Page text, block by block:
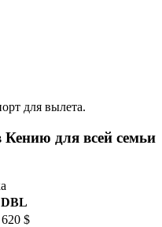
для вылета.
для всей семьи
DBL
$